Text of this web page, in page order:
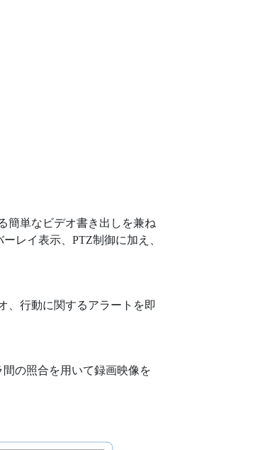
簡単なビデオ書き出しを兼ね
レイ表示、PTZ制御に加え、
、行動に関するアラートを即
の照合を用いて録画映像を